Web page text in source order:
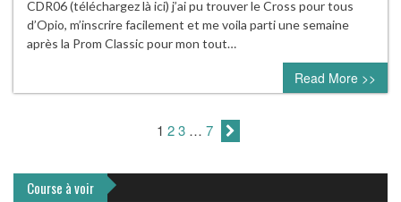
CDR06 (téléchargez là ici) j’ai pu trouver le Cross pour tous
d’Opio, m’inscrire facilement et me voila parti une semaine
après la Prom Classic pour mon tout…
Read More >>
1 23 … 7
Course à voir